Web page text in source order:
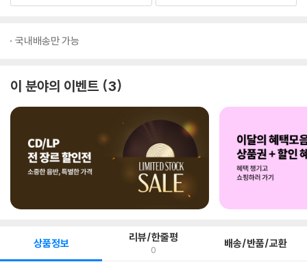
국내배송만 가능
이 분야의 이벤트 3
상품정보 리뷰/한줄평
0 배송/반품/교환